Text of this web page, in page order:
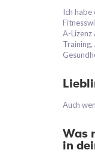
Ich habe
A-Lizenz
Training,
Auch
Was
in